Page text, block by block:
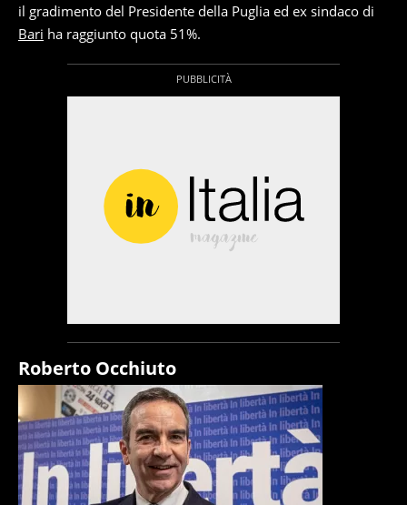
il gradimento del Presidente della Puglia ed ex sindaco di
Bari ha raggiunto quota 51%.
Roberto Occhiuto